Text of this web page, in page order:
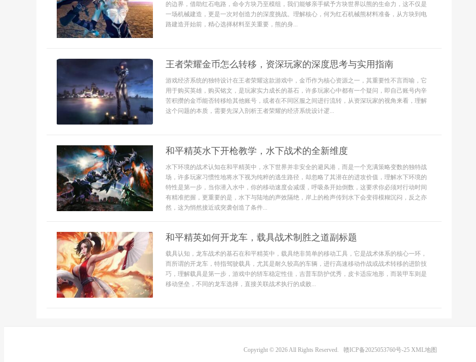
的边界，借助红石电路，命令方块乃至模组，我们能够亲手赋予方块世界以熊的生命力，这不仅是
一场机械建造，更是一次对创造力的深度挑战。理解核心，何为红石机械熊材料准备，从方块到电
路建造开始前，精心选择材料至关重要，熊的身...
王者荣耀金币怎么转移，资深玩家的深度思考与实用指南
游戏经济系统的独特设计在王者荣耀这款游戏中，金币作为核心资源之一，其重要性不言而喻，它
用于购买英雄，购买铭文，是玩家实力成长的基石，许多玩家心中都有一个疑问，即自己账号内辛
苦积攒的金币能否转移给其他账号，或者在不同区服之间进行流转，从资深玩家的视角来看，理解
这个问题的本质，需要先深入剖析王者荣耀的经济系统设计逻...
和平精英水下开枪教学，水下战术的全新维度
水下环境的战术认知在和平精英中，水下世界并非安全的避风港，而是一个充满策略变数的独特战
场，许多玩家习惯性地将水下视为纯粹的逃生路径，却忽略了其潜在的进攻价值，理解水下环境的
特性是第一步，当你潜入水中，你的移动速度会减缓，呼吸条开始倒数，这要求你必须对行动时间
有精准把握，更重要的是，水下与陆地的声效隔绝，岸上的枪声传到水下会变得模糊沉闷，反之亦
然，这为悄然接近或突袭创造了条件...
和平精英如何开龙车，载具战术制胜之道副标题
载具认知，龙车战术的基石在和平精英中，载具绝非简单的移动工具，它是战术体系的核心一环，
而所谓的开龙车，特指驾驶载具，尤其是耐久较高的车辆，进行高速移动作战或战术转移的进阶技
巧，理解载具是第一步，游戏中的轿车稳定性佳，吉普车防护优秀，皮卡适应地形，而装甲车则是
移动堡垒，不同的龙车选择，直接关联战术执行的成败...
Copyright © 2026 All Rights Reserved. 赣ICP备2025053760号-25 XML地图